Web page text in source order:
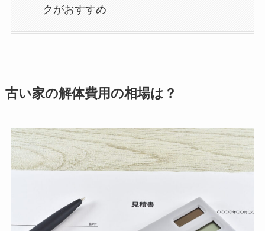
クがおすすめ
古い家の解体費用の相場は？